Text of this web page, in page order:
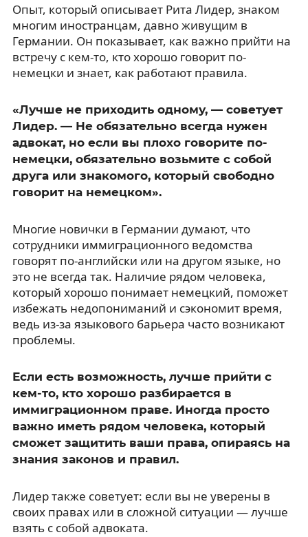
Опыт, который описывает Рита Лидер, знаком
многим иностранцам, давно живущим в
Германии. Он показывает, как важно прийти на
встречу с кем-то, кто хорошо говорит по-
немецки и знает, как работают правила.
«Лучше не приходить одному, — советует
Лидер. — Не обязательно всегда нужен
адвокат, но если вы плохо говорите по-
немецки, обязательно возьмите с собой
друга или знакомого, который свободно
говорит на немецком».
Многие новички в Германии думают, что
сотрудники иммиграционного ведомства
говорят по-английски или на другом языке, но
это не всегда так. Наличие рядом человека,
который хорошо понимает немецкий, поможет
избежать недопониманий и сэкономит время,
ведь из-за языкового барьера часто возникают
проблемы.
Если есть возможность, лучше прийти с
кем-то, кто хорошо разбирается в
иммиграционном праве. Иногда просто
важно иметь рядом человека, который
сможет защитить ваши права, опираясь на
знания законов и правил.
Лидер также советует: если вы не уверены в
своих правах или в сложной ситуации — лучше
взять с собой адвоката.